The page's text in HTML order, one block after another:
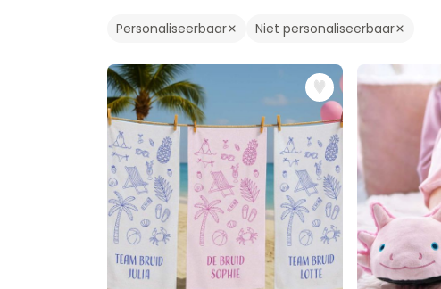
Personaliseerbaar Niet personaliseerbaar